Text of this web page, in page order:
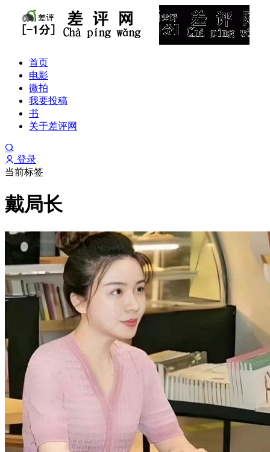
首页
电影
微拍
我要投稿
书
关于差评网
登录
当前标签
戴局长